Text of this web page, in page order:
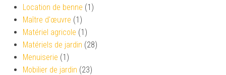
Location de benne (1)
Maître d'œuvre (1)
Matériel agricole (1)
Matériels de jardin (28)
Menuiserie (1)
Mobilier de jardin (23)